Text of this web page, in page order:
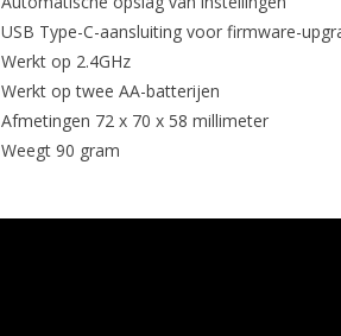
USB Type-C-aansluiting voor firmware-
Werkt op 2.4GHz
Werkt op twee AA-batterijen
Afmetingen 72 x 70 x 58 millimeter
Weegt 90 gram